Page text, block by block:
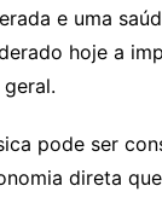
e uma
hoje a
pode ser
direta